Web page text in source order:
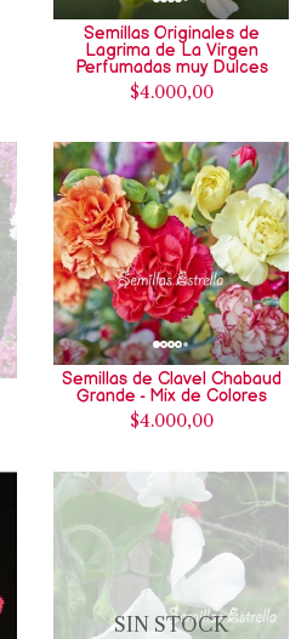
Semillas Originales de
Lagrima de La Virgen
Perfumadas muy Dulces
$4.000,00
Semillas de Clavel Chabaud
Grande - Mix de Colores
$4.000,00
SIN STOCK